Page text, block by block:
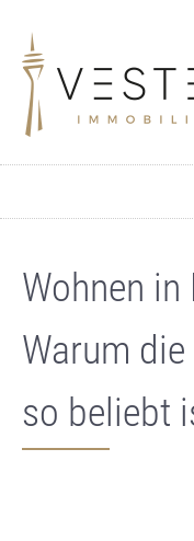
Wohnen
Warum
so beliebt